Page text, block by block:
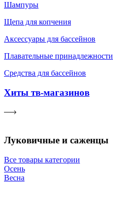
Шампуры
Щепа для копчения
Аксессуары для бассейнов
Плавательные принадлежности
Средства для бассейнов
Хиты тв-магазинов
Луковичные и саженцы
Все товары категории
Осень
Весна